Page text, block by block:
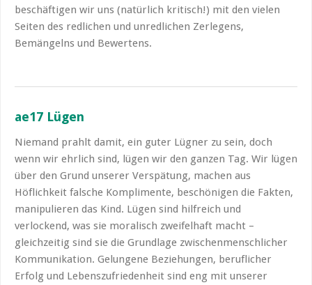
beschäftigen wir uns (natürlich kritisch!) mit den vielen
Seiten des redlichen und unredlichen Zerlegens,
Bemängelns und Bewertens.
ae17 Lügen
Niemand prahlt damit, ein guter Lügner zu sein, doch
wenn wir ehrlich sind, lügen wir den ganzen Tag. Wir lügen
über den Grund unserer Verspätung, machen aus
Höflichkeit falsche Komplimente, beschönigen die Fakten,
manipulieren das Kind. Lügen sind hilfreich und
verlockend, was sie moralisch zweifelhaft macht –
gleichzeitig sind sie die Grundlage zwischenmenschlicher
Kommunikation. Gelungene Beziehungen, beruflicher
Erfolg und Lebenszufriedenheit sind eng mit unserer